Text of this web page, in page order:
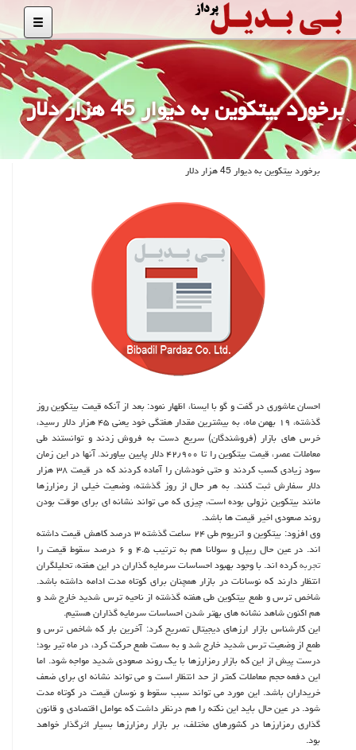
برخورد بیتکوین به دیوار 45 هزار دلار
برخورد بیتکوین به دیوار 45 هزار دلار
احسان عاشوری در گفت و گو با ایسنا، اظهار نمود: بعد از آنکه قیمت بیتکوین روز
گذشته، ۱۹ بهمن ماه، به بیشترین مقدار هفتگی خود یعنی ۴۵ هزار دلار رسید،
خرس های بازار (فروشندگان) سریع دست به فروش زدند و توانستند طی
معاملات عصر، قیمت بیتکوین را تا ۴۲٫۹۰۰ دلار پایین بیاورند. آنها در این زمان
سود زیادی کسب کردند و حتی خودشان را آماده کردند که در قیمت ۳۸ هزار
دلار سفارش ثبت کنند. به هر حال از روز گذشته، وضعیت خیلی از رمزارزها
مانند بیتکوین نزولی بوده است، چیزی که می تواند نشانه ای برای موقت بودن
روند صعودی اخیر قیمت ها باشد.
وی افزود: بیتکوین و اتریوم طی ۲۴ ساعت گذشته ۳ درصد کاهش قیمت داشته
اند. در عین حال ریپل و سولانا هم به ترتیب ۴.۵ و ۶ درصد سقوط قیمت را
تجربهکرده اند. با وجود بهبود احساسات سرمایه گذاران در این هفته، تحلیلگران
انتظار دارند که نوسانات در بازار همچنان برای کوتاه مدت ادامه داشته باشد.
شاخص ترس و طمع بیتکوین طی هفته گذشته از ناحیه ترس شدید خارج شد و
هم اکنون شاهد نشانه های بهتر شدن احساسات سرمایه گذاران هستیم.
این کارشناس بازار ارزهای دیجیتال تصریح کرد: آخرین بار که شاخص ترس و
طمع از وضعیت ترس شدید خارج شد و به سمت طمع حرکت کرد، در ماه تیر بود؛
درست پیش از این که بازار رمزارزها با یک روند صعودی شدید مواجه شود. اما
این دفعه حجم معاملات کمتر از حد انتظار است و می تواند نشانه ای برای ضعف
خریداران باشد. این مورد می تواند سبب سقوط و نوسان قیمت در کوتاه مدت
شود. در عین حال باید این نکته را هم درنظر داشت که عوامل اقتصادی و قانون
گذاری رمزارزها در کشورهای مختلف، بر بازار رمزارزها بسیار اثرگذار خواهد
بود.